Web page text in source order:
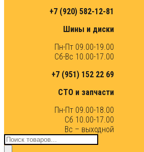
+7 (920) 582-12-81
Шины и диски
Пн-Пт 09.00-19.00
Сб-Вс 10.00-17.00
+7 (951) 152 22 69
СТО и запчасти
Пн-Пт 09.00-18.00
Сб 10.00-17.00
Вс – выходной
Поиск
товаров